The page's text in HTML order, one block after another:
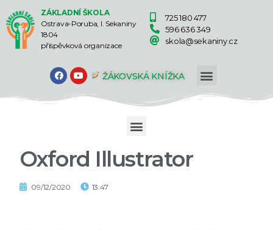
ZÁKLADNÍ ŠKOLA
Ostrava-Poruba, I. Sekaniny
1804
příspěvková organizace
725 180 477
596 636 349
skola@sekaniny.cz
ŽÁKOVSKÁ KNÍŽKA
Oxford Illustrator
09/12/2020 13:47